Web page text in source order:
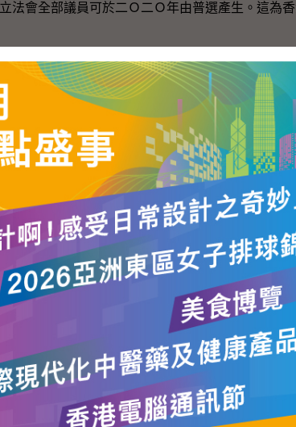
法會全部議員可於二Ｏ二Ｏ年由普選產生。這為
憲的，並且符合《基本法》。正如民意調查顯示
進行的民意調查顯示，超過七成市民接受人大常委
》達至普選。現在普選時間表已訂定，特區政
在社會凝聚共識，為在二Ｏ一七年普選行政長官
下成立政制發展專題小組，為二Ｏ一二年的選舉
我們的內部事務。特區政府及中央會按照《基本
這個原則。
）